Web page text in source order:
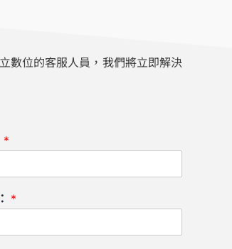
數位的客服人員，我們將立即解決
*
*